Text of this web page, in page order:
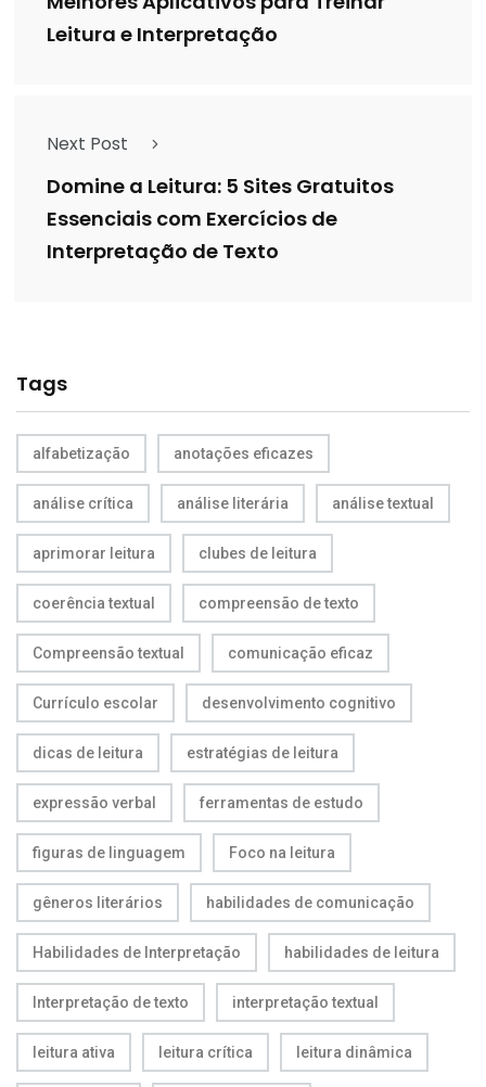
Leitura e Interpretação
Next Post
Domine a Leitura: 5 Sites Gratuitos
Essenciais com Exercícios de
Interpretação de Texto
Tags
alfabetização anotações eficazes
análise crítica análise literária análise textual
aprimorar leitura clubes de leitura
coerência textual compreensão de texto
Compreensão textual comunicação eficaz
Currículo escolar desenvolvimento cognitivo
dicas de leitura estratégias de leitura
expressão verbal ferramentas de estudo
figuras de linguagem Foco na leitura
gêneros literários habilidades de comunicação
Habilidades de Interpretação habilidades de leitura
Interpretação de texto interpretação textual
leitura ativa leitura crítica leitura dinâmica